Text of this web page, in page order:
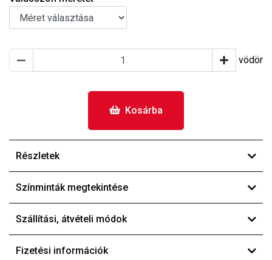
vödör
Kosárba
Részletek
Színminták megtekintése
Szállítási, átvételi módok
Fizetési információk